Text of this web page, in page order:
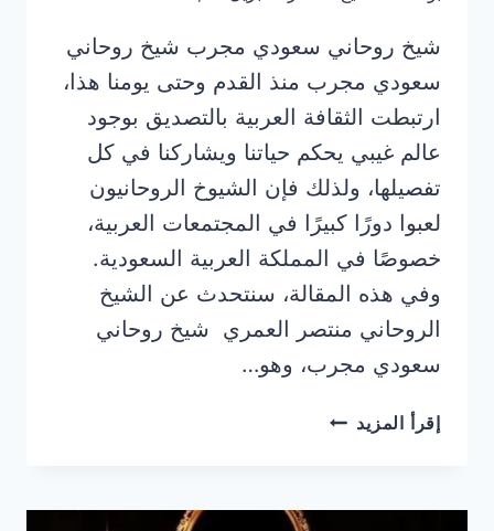
شيخ روحاني سعودي مجرب شيخ روحاني
سعودي مجرب منذ القدم وحتى يومنا هذا،
ارتبطت الثقافة العربية بالتصديق بوجود
عالم غيبي يحكم حياتنا ويشاركنا في كل
تفصيلها، ولذلك فإن الشيوخ الروحانيون
لعبوا دورًا كبيرًا في المجتمعات العربية،
خصوصًا في المملكة العربية السعودية.
وفي هذه المقالة، سنتحدث عن الشيخ
الروحاني منتصر العمري شيخ روحاني
سعودي مجرب، وهو…
إقرأ المزيد شيخ
السحر